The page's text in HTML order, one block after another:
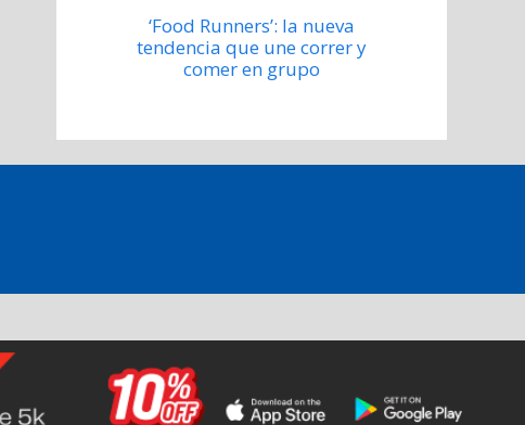
‘Food Runners’: la nueva
tendencia que une correr y
comer en grupo